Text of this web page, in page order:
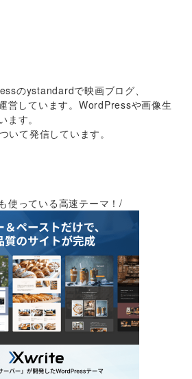
のystandardで映画ブログ、
営しています。WordPressや画像生
ます。
いて発信しています。
使っている高速テーマ！/